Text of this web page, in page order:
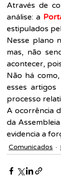
Através de
análise: a
estipulados
Nesse plano
mas, não
acontecer,
Não há
esses artigos
processo
A ocorrência
da
evidencia a
Comunicados